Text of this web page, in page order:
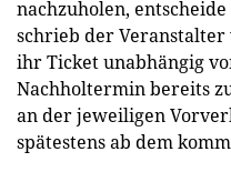
nachzuholen,
schrieb der
ihr Ticket unabhängig
Nachholtermin bereits
an der jeweiligen
spätestens ab dem